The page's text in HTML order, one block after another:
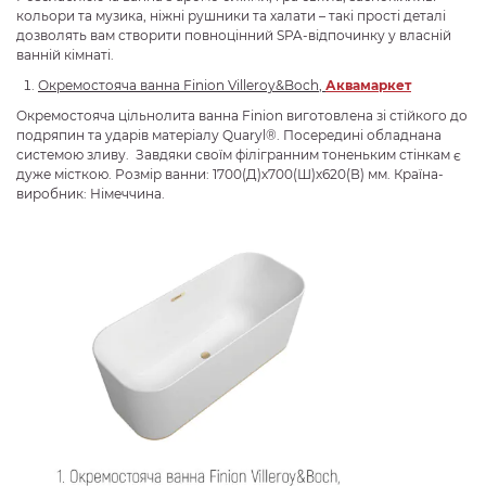
кольори та музика, ніжні рушники та халати – такі прості деталі
дозволять вам створити повноцінний SPA-відпочинку у власній
ванній кімнаті.
Окремостояча ванна Finion Villeroy&Boch, Аквамаркет
Окремостояча цільнолита ванна Finion виготовлена зі стійкого до
подряпин та ударів матеріалу Quaryl®. Посередині обладнана
системою зливу. Завдяки своїм філігранним тоненьким стінкам є
дуже місткою. Розмір ванни: 1700(Д)х700(Ш)х620(В) мм. Країна-
виробник: Німеччина.